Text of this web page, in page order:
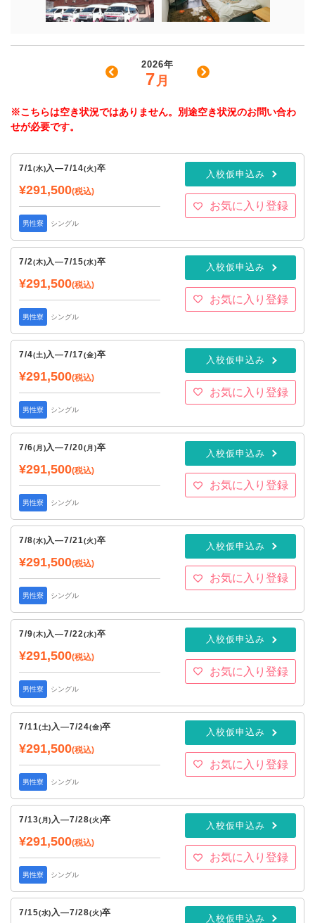
2026年
7 月
※こちらは空き状況ではありません。別途空き状況のお問い合わ
せが必要です。
7/1(水)入—7/14(火)卒
¥291,500(税込)
男性寮 シングル
入校仮申込み
お気に入り登録
7/2(木)入—7/15(水)卒
¥291,500(税込)
男性寮 シングル
入校仮申込み
お気に入り登録
7/4(土)入—7/17(金)卒
¥291,500(税込)
男性寮 シングル
入校仮申込み
お気に入り登録
7/6(月)入—7/20(月)卒
¥291,500(税込)
男性寮 シングル
入校仮申込み
お気に入り登録
7/8(水)入—7/21(火)卒
¥291,500(税込)
男性寮 シングル
入校仮申込み
お気に入り登録
7/9(木)入—7/22(水)卒
¥291,500(税込)
男性寮 シングル
入校仮申込み
お気に入り登録
7/11(土) 入—7/24(金)卒
¥291,500(税込)
男性寮 シングル
入校仮申込み
お気に入り登録
7/13(月)入—7/28(火)卒
¥291,500(税込)
男性寮 シングル
入校仮申込み
お気に入り登録
7/15(水)入—7/28(火)卒
入校仮申込み